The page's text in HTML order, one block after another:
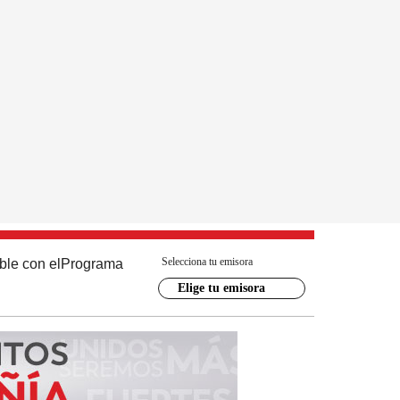
con el Programa Selecciona tu emisora
Elige tu emisora